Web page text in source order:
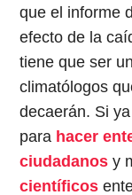
que el informe
efecto de la
tiene que ser
climatólogos
decaerán. Si
para hacer
ciudadanos y
científicos